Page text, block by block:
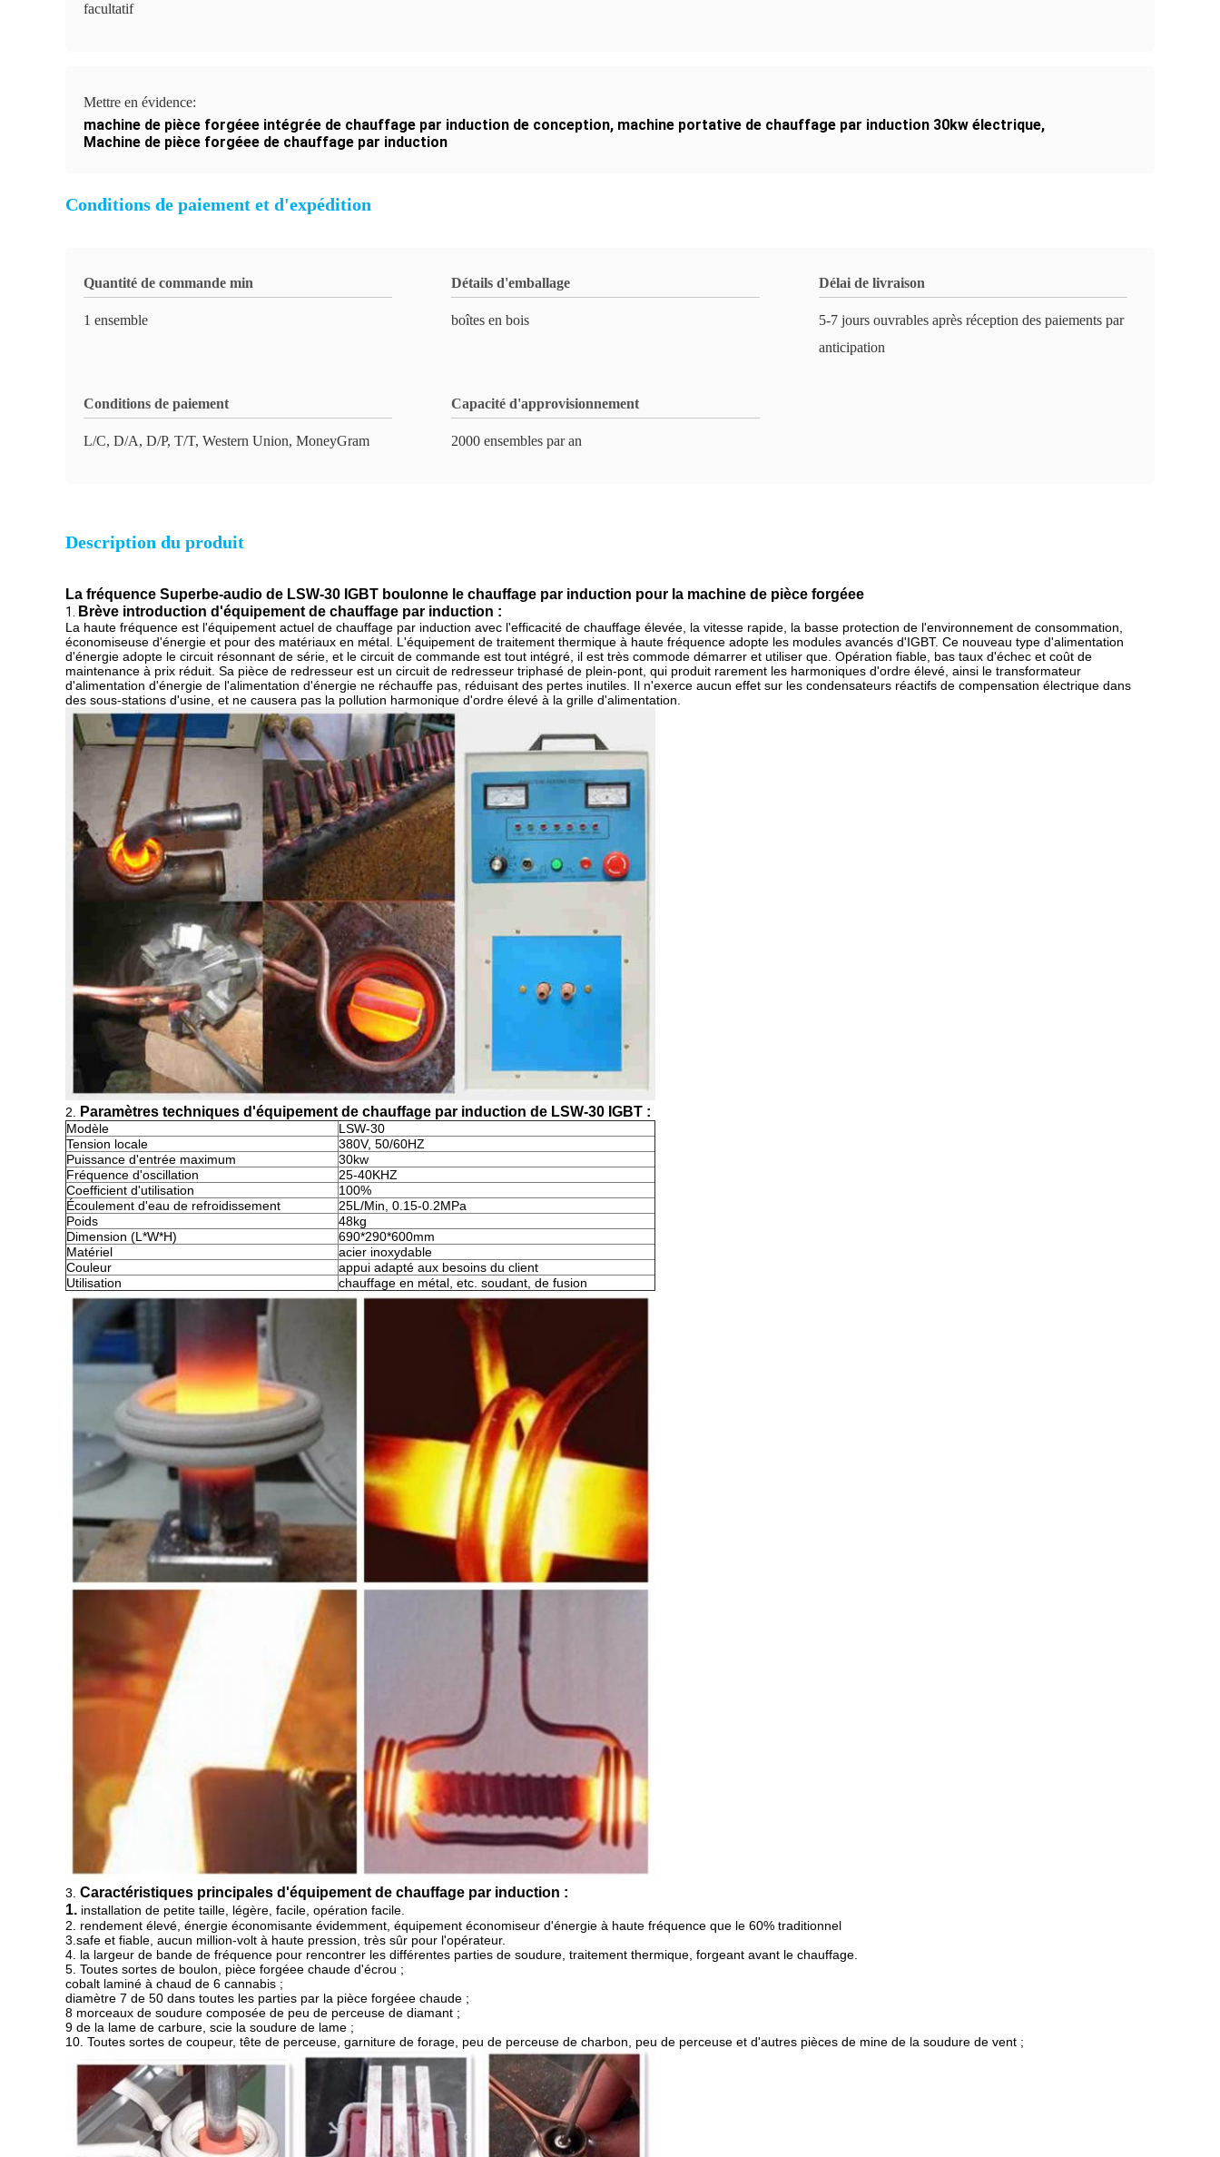
facultatif
Mettre en évidence:
machine de pièce forgéee intégrée de chauffage par induction de conception, machine portative de chauffage par induction 30kw électrique,
Machine de pièce forgéee de chauffage par induction
Conditions de paiement et d'expédition
Quantité de commande min
1 ensemble
Détails d'emballage
boîtes en bois
Délai de livraison
5-7 jours ouvrables après réception des paiements par
anticipation
Conditions de paiement
L/C, D/A, D/P, T/T, Western Union, MoneyGram
Capacité d'approvisionnement
2000 ensembles par an
Description du produit
La fréquence Superbe-audio de LSW-30 IGBT boulonne le chauffage par induction pour la machine de pièce forgéee
1. Brève introduction d'équipement de chauffage par induction :
La haute fréquence est l'équipement actuel de chauffage par induction avec l'efficacité de chauffage élevée, la vitesse rapide, la basse protection de l'environnement de consommation,
économiseuse d'énergie et pour des matériaux en métal. L'équipement de traitement thermique à haute fréquence adopte les modules avancés d'IGBT. Ce nouveau type d'alimentation
d'énergie adopte le circuit résonnant de série, et le circuit de commande est tout intégré, il est très commode démarrer et utiliser que. Opération fiable, bas taux d'échec et coût de
maintenance à prix réduit. Sa pièce de redresseur est un circuit de redresseur triphasé de plein-pont, qui produit rarement les harmoniques d'ordre élevé, ainsi le transformateur
d'alimentation d'énergie de l'alimentation d'énergie ne réchauffe pas, réduisant des pertes inutiles. Il n'exerce aucun effet sur les condensateurs réactifs de compensation électrique dans
des sous-stations d'usine, et ne causera pas la pollution harmonique d'ordre élevé à la grille d'alimentation.
2. Paramètres techniques d'équipement de chauffage par induction de LSW-30 IGBT :
Modèle
LSW-30
Tension locale
380V, 50/60HZ
Puissance d'entrée maximum
30kw
Fréquence d'oscillation
25-40KHZ
Coefficient d'utilisation
100%
Écoulement d'eau de refroidissement
25L/Min, 0.15-0.2MPa
Poids
48kg
Dimension (L*W*H)
690*290*600mm
Matériel
acier inoxydable
Couleur
appui adapté aux besoins du client
Utilisation
chauffage en métal, etc. soudant, de fusion
3. Caractéristiques principales d'équipement de chauffage par induction :
1. installation de petite taille, légère, facile, opération facile.
2. rendement élevé, énergie économisante évidemment, équipement économiseur d'énergie à haute fréquence que le 60% traditionnel
3.safe et fiable, aucun million-volt à haute pression, très sûr pour l'opérateur.
4. la largeur de bande de fréquence pour rencontrer les différentes parties de soudure, traitement thermique, forgeant avant le chauffage.
5. Toutes sortes de boulon, pièce forgéee chaude d'écrou ;
cobalt laminé à chaud de 6 cannabis ;
diamètre 7 de 50 dans toutes les parties par la pièce forgéee chaude ;
8 morceaux de soudure composée de peu de perceuse de diamant ;
9 de la lame de carbure, scie la soudure de lame ;
10. Toutes sortes de coupeur, tête de perceuse, garniture de forage, peu de perceuse de charbon, peu de perceuse et d'autres pièces de mine de la soudure de vent ;